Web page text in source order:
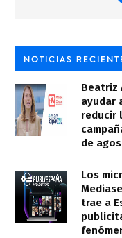
NOTICIAS
Beatriz
ayudar
reducir
de
Los
trae a